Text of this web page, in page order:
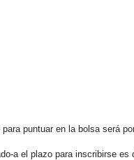
puntuar en la bolsa será
a el plazo para inscribirse es